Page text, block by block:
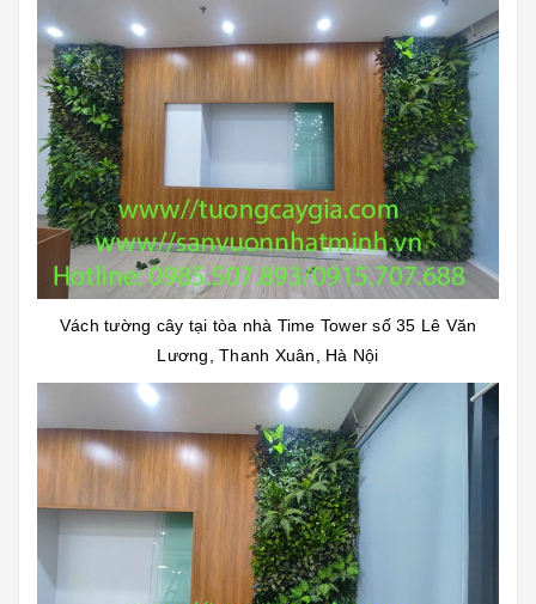
Vách tường cây tại tòa nhà Time Tower số 35 Lê Văn
Lương, Thanh Xuân, Hà Nội